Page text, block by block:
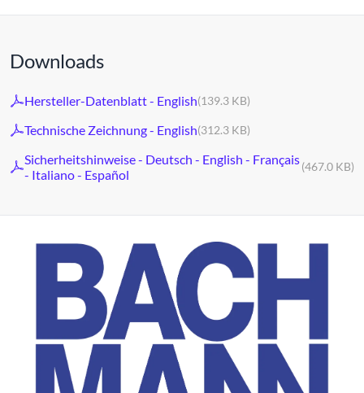
Downloads
Hersteller-Datenblatt - English(139.3 KB)
Technische Zeichnung - English(312.3 KB)
Sicherheitshinweise - Deutsch - English - Français
- Italiano - Español
(467.0 KB)